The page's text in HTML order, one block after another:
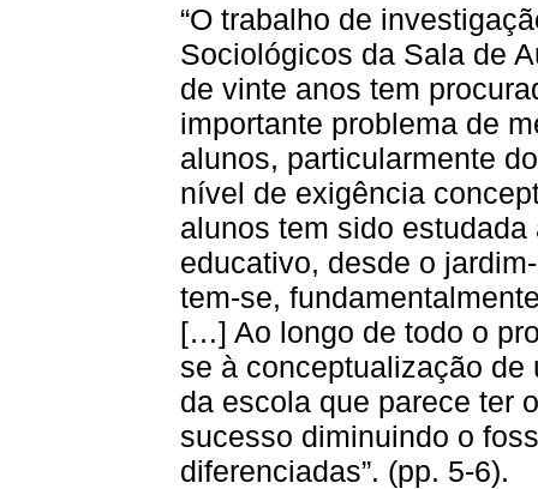
“O trabalho de
Sociológicos da Sala de
de vinte anos tem
importante problema de
alunos, particularmente
nível de exigência
alunos tem sido
educativo, desde o
tem-se,
[…] Ao longo de todo o
se à conceptualização
da escola que parece ter
sucesso diminuindo o
diferenciadas”. (pp. 5-6).